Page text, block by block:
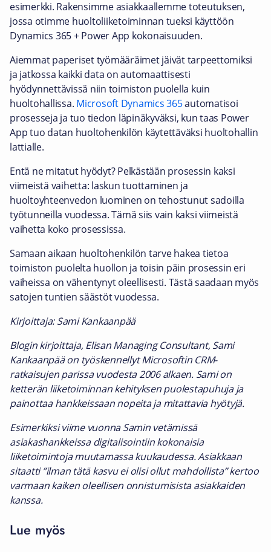
esimerkki. Rakensimme asiakkaallemme toteutuksen,
jossa otimme huoltoliiketoiminnan tueksi käyttöön
Dynamics 365 + Power App kokonaisuuden.
Aiemmat paperiset työmääräimet jäivät tarpeettomiksi
ja jatkossa kaikki data on automaattisesti
hyödynnettävissä niin toimiston puolella kuin
huoltohallissa. Microsoft Dynamics 365automatisoi
prosesseja ja tuo tiedon läpinäkyväksi, kun taas Power
App tuo datan huoltohenkilön käytettäväksi huoltohallin
lattialle.
Entä ne mitatut hyödyt? Pelkästään prosessin kaksi
viimeistä vaihetta: laskun tuottaminen ja
huoltoyhteenvedon luominen on tehostunut sadoilla
työtunneilla vuodessa. Tämä siis vain kaksi viimeistä
vaihetta koko prosessissa.
Samaan aikaan huoltohenkilön tarve hakea tietoa
toimiston puolelta huollon ja toisin päin prosessin eri
vaiheissa on vähentynyt oleellisesti. Tästä saadaan myös
satojen tuntien säästöt vuodessa.
Kirjoittaja: Sami Kankaanpää
Blogin kirjoittaja, Elisan Managing Consultant, Sami
Kankaanpää on työskennellyt Microsoftin CRM-
ratkaisujen parissa vuodesta 2006 alkaen. Sami on
ketterän liiketoiminnan kehityksen puolestapuhuja ja
painottaa hankkeissaan nopeita ja mitattavia hyötyjä.
Esimerkiksi viime vuonna Samin vetämissä
asiakashankkeissa digitalisointiin kokonaisia
liiketoimintoja muutamassa kuukaudessa. Asiakkaan
sitaatti ”ilman tätä kasvu ei olisi ollut mahdollista” kertoo
varmaan kaiken oleellisen onnistumisista asiakkaiden
kanssa.
Lue myös